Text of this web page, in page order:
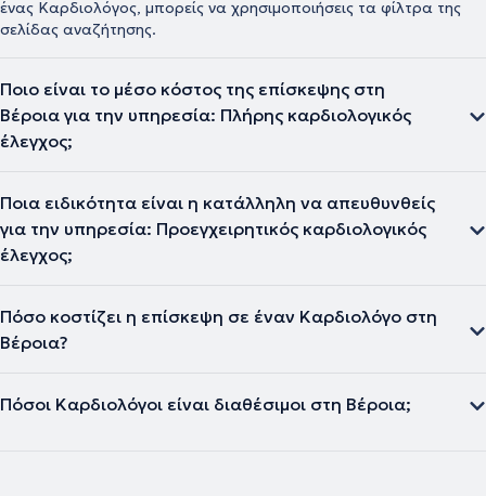
ένας Καρδιολόγος, μπορείς να χρησιμοποιήσεις τα φίλτρα της
σελίδας αναζήτησης.
Ποιο είναι το μέσο κόστος της επίσκεψης στη
Βέροια για την υπηρεσία: Πλήρης καρδιολογικός
έλεγχος;
Ποια ειδικότητα είναι η κατάλληλη να απευθυνθείς
για την υπηρεσία: Προεγχειρητικός καρδιολογικός
έλεγχος;
Πόσο κοστίζει η επίσκεψη σε έναν Καρδιολόγο στη
Βέροια?
Πόσοι Καρδιολόγοι είναι διαθέσιμοι στη Βέροια;